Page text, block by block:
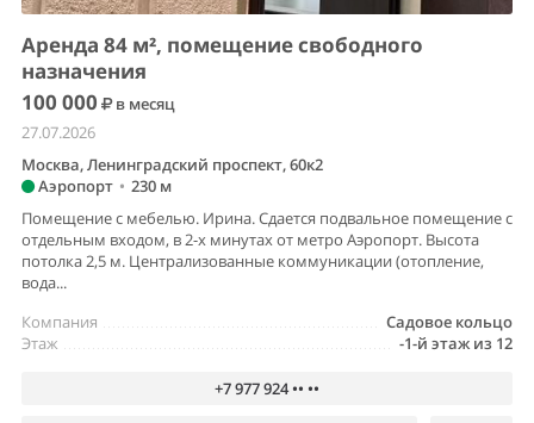
Аренда 84 м², помещение свободного
назначения
100 000
в месяц
27.07.2026
Москва, Ленинградский проспект, 60к2
Аэропорт • 230 м
Помещение с мебелью. Ирина. Сдается подвальное помещение с
отдельным входом, в 2-х минутах от метро Аэропорт. Высота
потолка 2,5 м. Централизованные коммуникации (отопление,
вода...
Садовое кольцо
Компания
-1-й этаж из 12
Этаж
+7 977 924 •• ••